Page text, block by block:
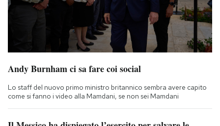
Andy Burnham ci sa fare coi social
Lo staff del nuovo primo ministro britannico sembra avere capito
come si fanno i video alla Mamdani, se non sei Mamdani